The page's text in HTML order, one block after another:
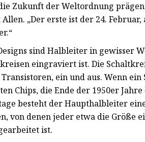
Zukunft der Weltordnung
„Der erste ist der 24. Februar,
sind Halbleiter in gewisser
eingraviert ist. Die
ein und aus. Wenn ein
Chips, die Ende der 1950er
besteht der Haupthalbleiter
von denen jeder etwa die Größe
ist.